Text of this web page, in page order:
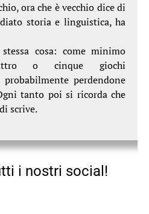
ora che è vecchio dice di
storia e linguistica, ha
cosa: come minimo
o cinque giochi
probabilmente perdendone
tanto poi si ricorda che
scrive.
i nostri social!